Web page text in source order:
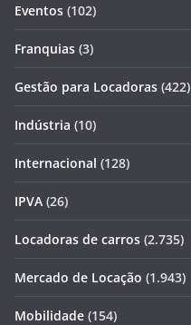
Eventos (102)
Franquias (3)
Gestão para Locadoras (422)
Indústria (10)
Internacional (128)
IPVA (26)
Locadoras de carros (2.735)
Mercado de Locação (1.943)
Mobilidade (154)